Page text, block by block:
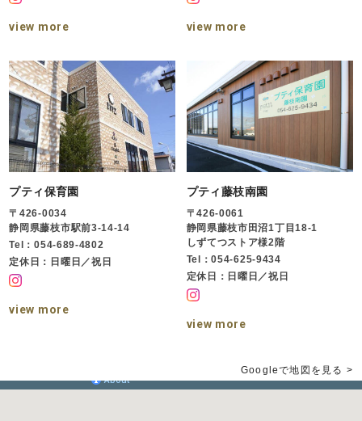
view more view more
プティ保育園
〒426-0034
静岡県藤枝市駅前3-14-14
Tel：054-689-4802
定休日：日曜日／祝日
view more
プティ藤枝南園
〒426-0061
静岡県藤枝市田沼1丁目18-1
しずてつストア様2階
Tel：054-625-9434
定休日：日曜日／祝日
view more
Googleで地図を見る >